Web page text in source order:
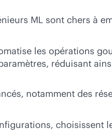
ML sont chers à
les opérations
réduisant
notamment des
choisissent